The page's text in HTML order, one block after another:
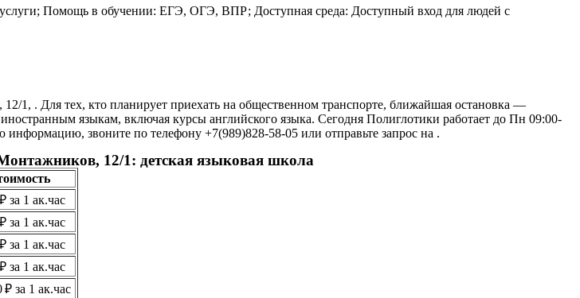
Помощь в обучении: ЕГЭ, ОГЭ, ВПР; Доступная среда: Доступный вход для людей с
1, . Для тех, кто планирует приехать на общественном транспорте, ближайшая остановка —
языкам, включая курсы английского языка. Сегодня Полиглотики работает до Пн 09:00-
звоните по телефону +7(989)828-58-05 или отправьте запрос на .
12/1: детская языковая школа
за 1 ак.час
за 1 ак.час
за 1 ак.час
за 1 ак.час
₽ за 1 ак.час